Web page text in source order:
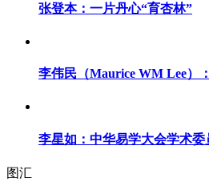
张登本：一片丹心“育杏林”
李伟民（Maurice WM Lee）
李星如：中华易学大会学术委
图汇